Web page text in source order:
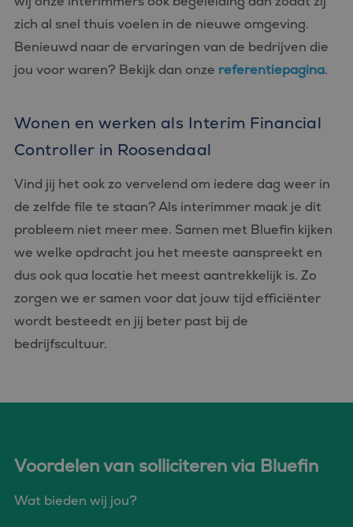
zich al snel thuis voelen in de nieuwe omgeving.
Benieuwd naar de ervaringen van de bedrijven die
jou voor waren? Bekijk dan onze referentiepagina.
Wonen en werken als Interim Financial
Controller in Roosendaal
Vind jij het ook zo vervelend om iedere dag weer in
de zelfde file te staan? Als interimmer maak je dit
probleem niet meer mee. Samen met Bluefin kijken
we welke opdracht jou het meeste aanspreekt en
dus ook qua locatie het meest aantrekkelijk is. Zo
zorgen we er samen voor dat jouw tijd efficiënter
wordt besteedt en jij beter past bij de
bedrijfscultuur.
Voordelen van solliciteren via Bluefin
Wat bieden wij jou?